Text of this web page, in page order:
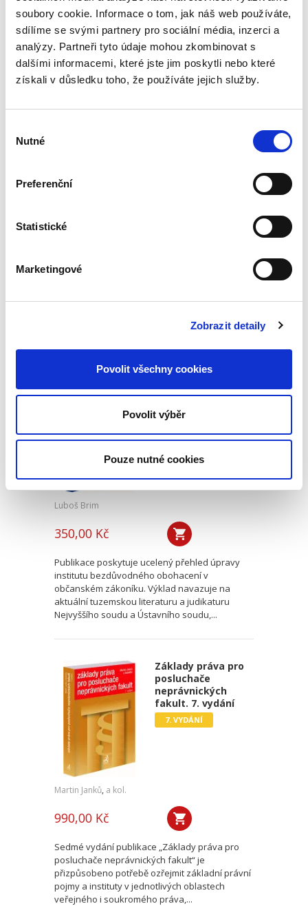
soubory cookie. Informace o tom, jak náš web používáte,
sdílíme se svými partnery pro sociální média, inzerci a
analýzy. Partneři tyto údaje mohou zkombinovat s
dalšími informacemi, které jste jim poskytli nebo které
získali v důsledku toho, že používáte jejich služby.
souhlasu
Nutné
Preferenční
Statistické
Marketingové
Zobrazit detaily
Povolit všechny cookies
Povolit výběr
Pouze nutné cookies
elementární souhrnná informace o právu
Evropské unie. Jejím cílem je na relativně malém
prostoru nastínit základní prvky a principy
fungování tohoto...
mezinárodního
Jan Ondřej
Tato skripta jsou uceleným kurzem
vyučováno na právnických fakultách v České
bezdůvodného
Luboš Brim
350,00 Kč
Publikace poskytuje ucelený přehled úpravy
institutu bezdůvodného obohacení v
občanském zákoníku. Výklad navazuje na
aktuální tuzemskou literaturu a judikaturu
Nejvyššího soudu a Ústavního soudu,...
Základy práva pro
posluchače
neprávnických
fakult. 7. vydání
7. VYDÁNÍ
Martin Janků, a kol.
990,00 Kč
Sedmé vydání publikace „Základy práva pro
posluchače neprávnických fakult“ je
přizpůsobeno potřebě ozřejmit základní právní
pojmy a instituty v jednotlivých oblastech
veřejného i soukromého práva,...